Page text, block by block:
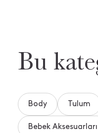
Bu
Body Tulum
Bebek Aksesuarları